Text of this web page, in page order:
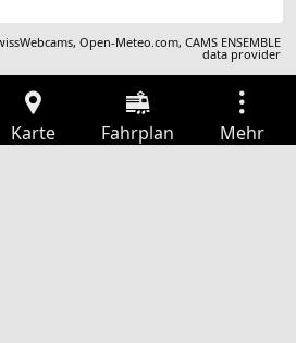
,Open-Meteo.com,CAMS ENSEMBLE
data provider
Karte Fahrplan Mehr